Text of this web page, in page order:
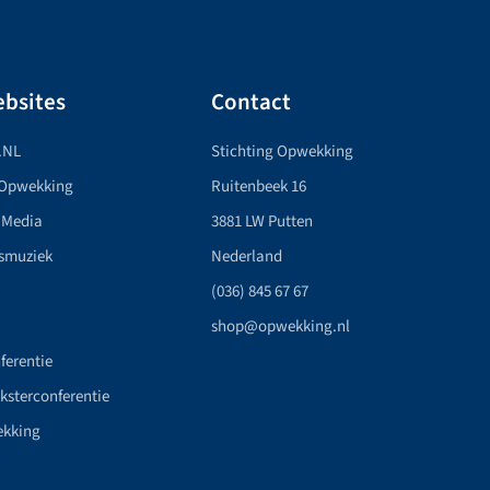
Contact
Stichting Opwekking
Ruitenbeek 16
3881 LW Putten
Nederland
(036) 845 67 67
shop@opwekking.nl